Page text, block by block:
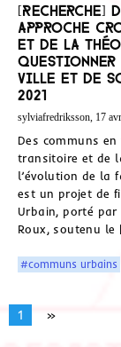
[Recherche]
approche
et de la
questionner
ville et de
2021
sylviafredriksson, 17
Des communs
transitoire et de
l’évolution de la
est un projet de
Urbain, porté
Roux, soutenu le
#communs urbains
1 »